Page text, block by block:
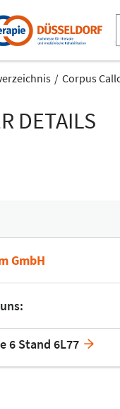
Corpus
DETAILS
GmbH
6 Stand 6L77